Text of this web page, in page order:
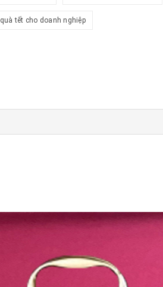
quà tết cho doanh nghiệp